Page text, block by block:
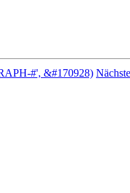
#', &#170928)